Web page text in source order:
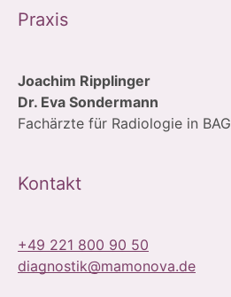
Praxis
Joachim Ripplinger
Dr. Eva Sondermann
Fachärzte für Radiologie in BAG
Kontakt
+49 221 800 90 50
diagnostik@mamonova.de